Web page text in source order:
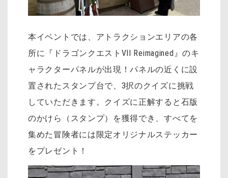
本イベントでは、アトラクションエリアの各
所に『ドラゴンクエストVII Reimagined』のキ
ャラクターパネルが出現！パネルの近くに設
置されたスタンプ台で、3択のクイズに挑戦
していただきます。クイズに正解すると石版
のかけら（スタンプ）を獲得でき、すべてを
集めた冒険者には限定オリジナルステッカー
をプレゼント！